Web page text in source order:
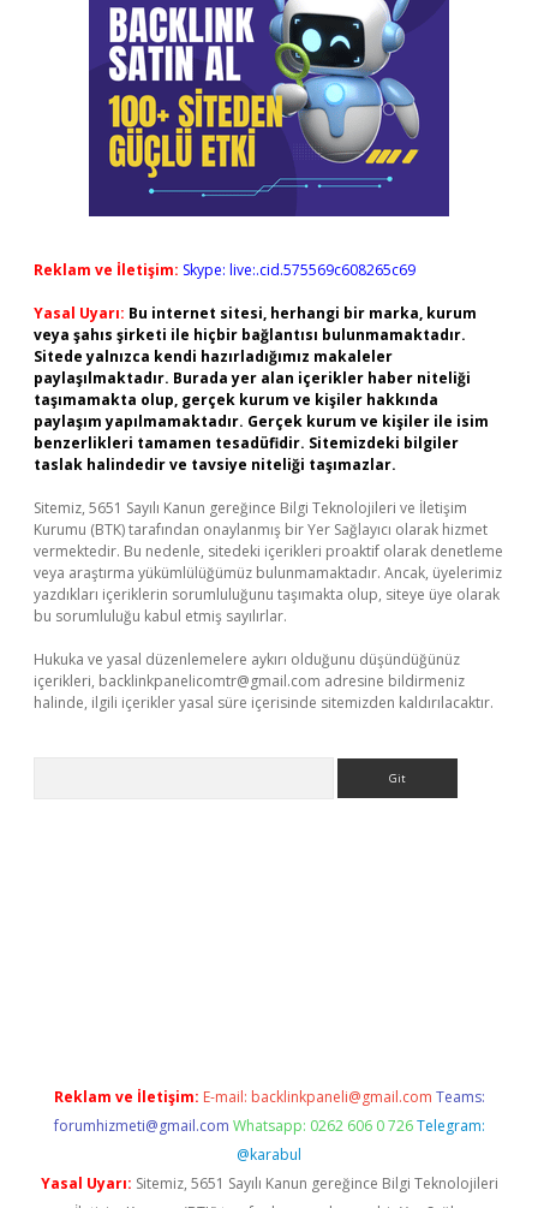
Reklam ve İletişim: Skype: live:.cid.575569c608265c69
Yasal Uyarı: Bu internet sitesi, herhangi bir marka, kurum
veya şahıs şirketi ile hiçbir bağlantısı bulunmamaktadır.
Sitede yalnızca kendi hazırladığımız makaleler
paylaşılmaktadır. Burada yer alan içerikler haber niteliği
taşımamakta olup, gerçek kurum ve kişiler hakkında
paylaşım yapılmamaktadır. Gerçek kurum ve kişiler ile isim
benzerlikleri tamamen tesadüfidir. Sitemizdeki bilgiler
taslak halindedir ve tavsiye niteliği taşımazlar.
Sitemiz, 5651 Sayılı Kanun gereğince Bilgi Teknolojileri ve İletişim
Kurumu (BTK) tarafından onaylanmış bir Yer Sağlayıcı olarak hizmet
vermektedir. Bu nedenle, sitedeki içerikleri proaktif olarak denetleme
veya araştırma yükümlülüğümüz bulunmamaktadır. Ancak, üyelerimiz
yazdıkları içeriklerin sorumluluğunu taşımakta olup, siteye üye olarak
bu sorumluluğu kabul etmiş sayılırlar.
Hukuka ve yasal düzenlemelere aykırı olduğunu düşündüğünüz
içerikleri, backlinkpanelicomtr@gmail.com adresine bildirmeniz
halinde, ilgili içerikler yasal süre içerisinde sitemizden kaldırılacaktır.
Reklam ve İletişim: E-mail: backlinkpaneli@gmail.com Teams:
forumhizmeti@gmail.com Whatsapp: 0262 606 0 726 Telegram:
@karabul
Yasal Uyarı: Sitemiz, 5651 Sayılı Kanun gereğince Bilgi Teknolojileri